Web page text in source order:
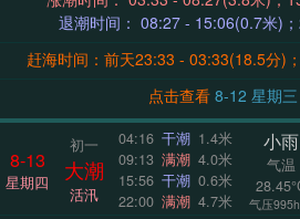
退潮时间： 08:27 -
赶海时间：前天23:33 - 03:33(18.5分)
点击查看
8-12 星期三
8-13
星期四
初一
大潮
活汛
04:16 干潮 1.4米
09:13 满潮 4.0米
15:56 干潮 0.6米
22:00 满潮 4.7米
小雨
气温
气压